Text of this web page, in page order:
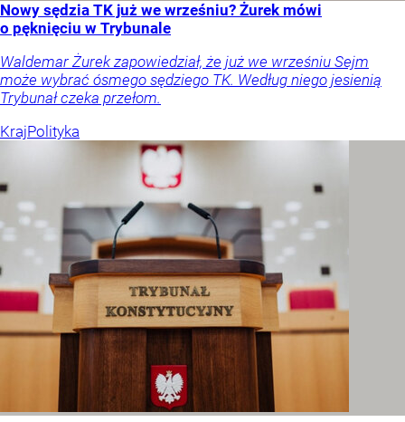
Nowy sędzia TK już we wrześniu? Żurek mówi
o pęknięciu w Trybunale
Waldemar Żurek zapowiedział, że już we wrześniu Sejm
może wybrać ósmego sędziego TK. Według niego jesienią
Trybunał czeka przełom.
KrajPolityka